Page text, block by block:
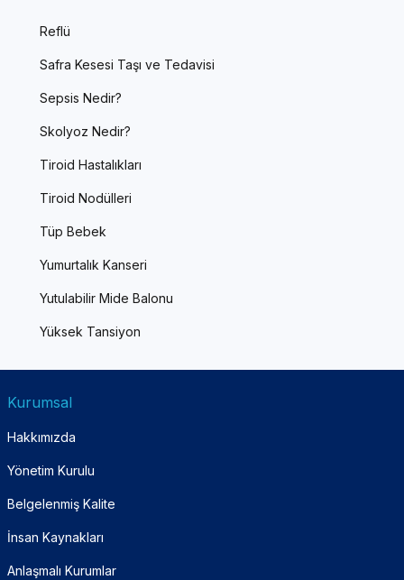
Reflü
Safra Kesesi Taşı ve Tedavisi
Sepsis Nedir?
Skolyoz Nedir?
Tiroid Hastalıkları
Tiroid Nodülleri
Tüp Bebek
Yumurtalık Kanseri
Yutulabilir Mide Balonu
Yüksek Tansiyon
Kurumsal
Hakkımızda
Yönetim Kurulu
Belgelenmiş Kalite
İnsan Kaynakları
Anlaşmalı Kurumlar